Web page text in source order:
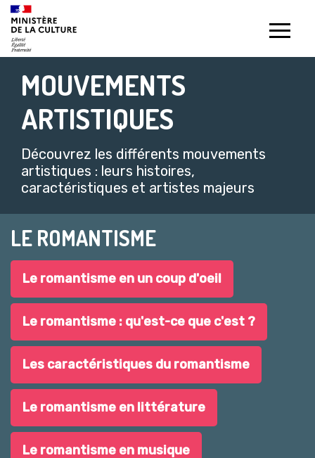
MOUVEMENTS
ARTISTIQUES
Découvrez les différents mouvements
artistiques : leurs histoires,
caractéristiques et artistes majeurs​
LE ROMANTISME
Le romantisme en un coup d'oeil
Le romantisme : qu'est-ce que c'est ?
Les caractéristiques du romantisme
Le romantisme en littérature
Le romantisme en musique
Gestion de vos préférences sur les témoins de connexion